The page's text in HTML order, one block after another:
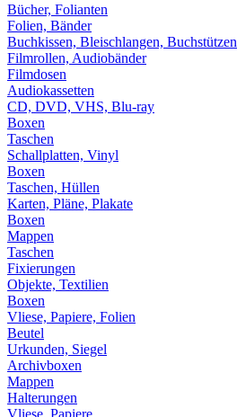
Bücher, Folianten
Folien, Bänder
Buchkissen, Bleischlangen, Buchstützen
Filmrollen, Audiobänder
Filmdosen
Audiokassetten
CD, DVD, VHS, Blu-ray
Boxen
Taschen
Schallplatten, Vinyl
Boxen
Taschen, Hüllen
Karten, Pläne, Plakate
Boxen
Mappen
Taschen
Fixierungen
Objekte, Textilien
Boxen
Vliese, Papiere, Folien
Beutel
Urkunden, Siegel
Archivboxen
Mappen
Halterungen
Vliese, Papiere